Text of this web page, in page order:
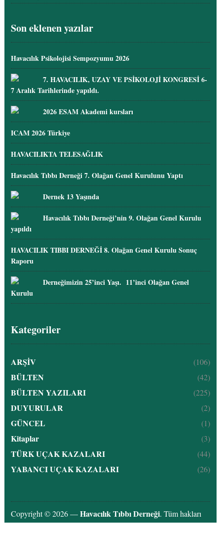
Son eklenen yazılar
Havacılık Psikolojisi Sempozyumu 2026
7. HAVACILIK, UZAY VE PSİKOLOJİ KONGRESİ 6-
7 Aralık Tarihlerinde yapıldı.
2026 ESAM Akademi kursları
ICAM 2026 Türkiye
HAVACILIKTA TELESAĞLIK
Havacılık Tıbbı Derneği 7. Olağan Genel Kurulunu Yaptı
Dernek 13 Yaşında
Havacılık Tıbbı Derneği’nin 9. Olağan Genel Kurulu
yapıldı
HAVACILIK TIBBI DERNEĞİ 8. Olağan Genel Kurulu Sonuç
Raporu
Derneğimizin 25’inci Yaşı. 11’inci Olağan Genel
Kurulu
Kategoriler
ARŞİV (106)
BÜLTEN (42)
BÜLTEN YAZILARI (225)
DUYURULAR (2)
GÜNCEL (1)
Kitaplar (3)
TÜRK UÇAK KAZALARI (44)
YABANCI UÇAK KAZALARI (26)
Copyright © 2026 —Havacılık Tıbbı Derneği. Tüm hakları